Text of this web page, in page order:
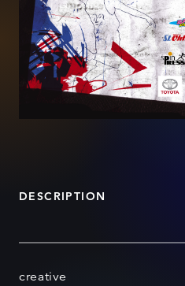
DESCRIPTION
creative